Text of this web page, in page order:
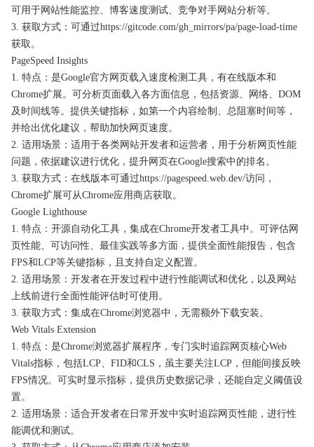
可用于网站性能监控、博客速度测试、竞争对手网站分析等。
3. 获取方式：可通过https://gitcode.com/gh_mirrors/pa/page-load-time
获取。
PageSpeed Insights
1. 特点：是Google官方网页载入速度检测工具，有在线版本和
Chrome扩展。可分析页面载入各方面信息，包括资源、网络、DOM
及时间线等。提供关键指标，如第一个内容绘制、总阻塞时间等，
并给出优化建议，帮助加快网页速度。
2. 适用场景：适用于各类网站开发者和运营者，用于分析网页性能
问题，依据建议进行优化，提升网页在Google搜索中的排名。
3. 获取方式：在线版本可通过https://pagespeed.web.dev/访问，
Chrome扩展可从Chrome应用商店获取。
Google Lighthouse
1. 特点：开源自动化工具，集成在Chrome开发者工具中。可评估网
页性能、可访问性、最佳实践等多方面，提供全面性能报告，包含
FPS和LCP等关键指标，且支持自定义配置。
2. 适用场景：开发者在开发过程中进行性能调试和优化，以及网站
上线前进行全面性能评估时可使用。
3. 获取方式：集成在Chrome浏览器中，无需额外下载安装。
Web Vitals Extension
1. 特点：是Chrome浏览器扩展程序，专门实时追踪网页核心Web
Vitals指标，包括LCP、FID和CLS，虽主要关注LCP，但能间接反映
FPS情况。可实时显示指标，提供历史数据记录，还能自定义阈值设
置。
2. 适用场景：适合开发者在日常开发中实时追踪网页性能，进行性
能调优和测试。